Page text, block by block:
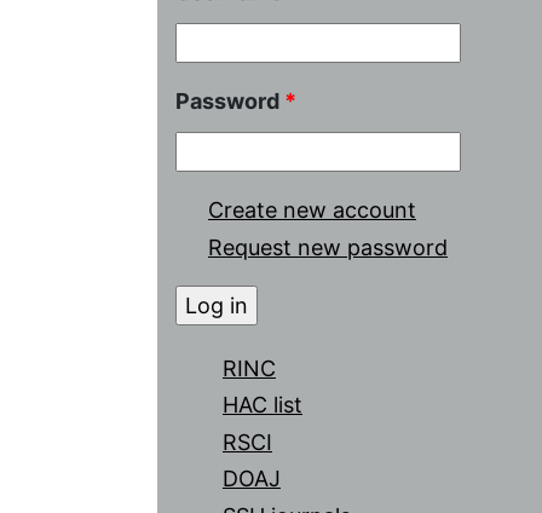
Password *
Create new account
Request new password
RINC
HAC list
RSCI
DOAJ